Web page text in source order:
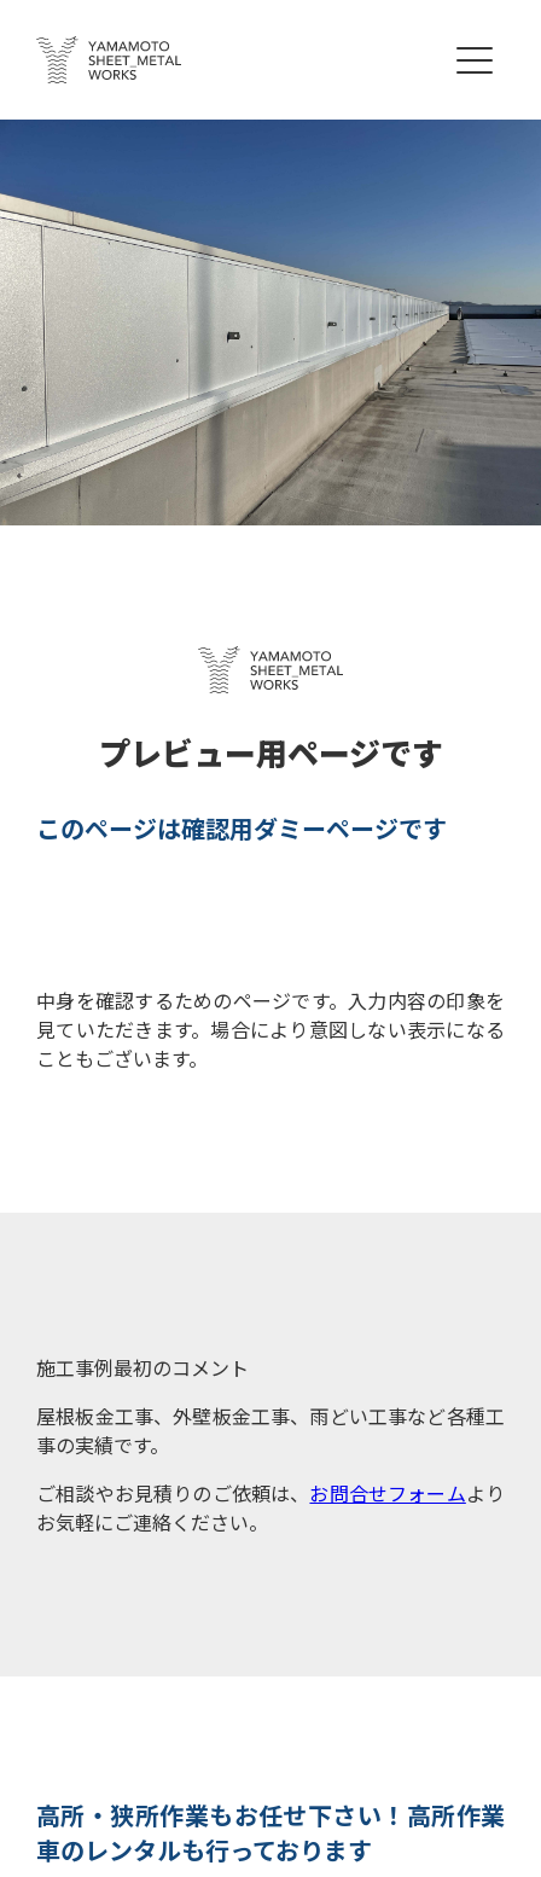
プレビュー用ページです
このページは確認用ダミーページです
中身を確認するためのページです。 入力内容の印象を
見ていただきます。場合により意図しない表示になる
こともございます。
施工事例最初のコメント
屋根板金工事、外壁板金工事、雨どい工事など各種工
事の実績です。
ご相談やお見積りのご依頼は、 お問合せフォームより
お気軽にご連絡ください。
高所・狭所作業もお任せ下さい！ 高所作業
車のレンタルも行っております